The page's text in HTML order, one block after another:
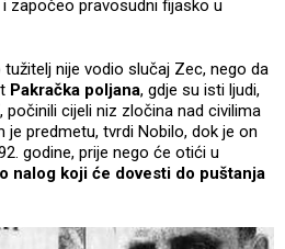
započeo pravosudni fijasko u
nije vodio slučaj Zec, nego da
Pakračka poljana, gdje su isti ljudi,
počinili cijeli niz zločina nad civilima
predmetu, tvrdi Nobilo, dok je on
godine, prije nego će otići u
nalog koji će dovesti do puštanja